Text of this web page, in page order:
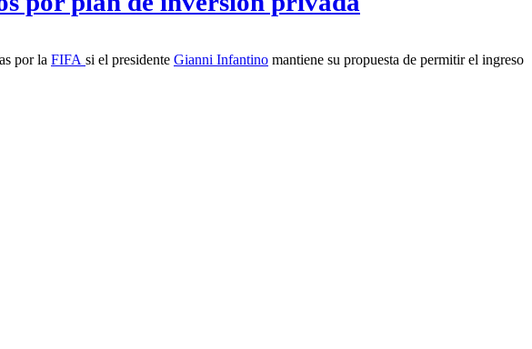
por la FIFA si el presidente Gianni Infantino mantiene su propuesta de permitir el ingreso